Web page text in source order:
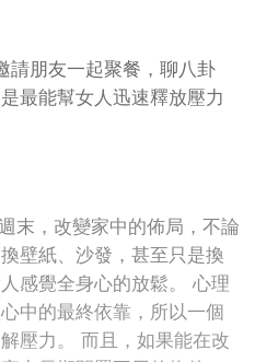
請朋友一起聚餐，聊八卦
最能幫女人迅速釋放壓力
末，改變家中的佈局，不論
壁紙、沙發，甚至只是換
感覺全身心的放鬆。 心理
中的最終依靠，所以一個
壓力。 而且，如果能在改